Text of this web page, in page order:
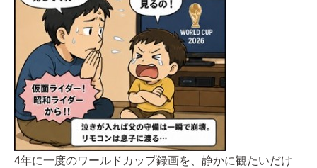
4年に一度のワールドカップ録画を、静かに観たいだけ